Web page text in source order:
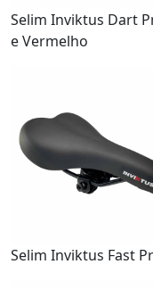
Selim Inviktus Dart
e Vermelho
Selim Inviktus Fast